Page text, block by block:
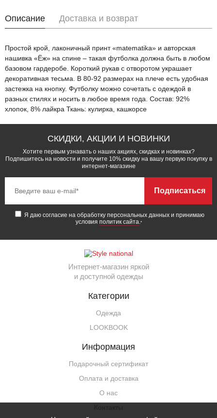
Описание Доставка и возврат
Простой крой, лаконичный принт «matematika» и авторская
нашивка «Ёж» на спине – такая футболка должна быть в любом
базовом гардеробе. Короткий рукав с отворотом украшает
декоративная тесьма. В 80-92 размерах на плече есть удобная
застежка на кнопку. Футболку можно сочетать с одеждой в
разных стилях и носить в любое время года. Состав: 92%
хлопок, 8% лайкра Ткань: кулирка, кашкорсе
СКИДКИ, АКЦИИ И НОВИНКИ
Хотите первым узнавать о наших акциях, скидках и новинках?
Подпишитесь на новости и получите 10% скидку на вашу первую покупку в
интернет-магазине
Я даю согласие на обработку персональных данных и принимаю
условия политик сайта.*
Подписаться
Интернет-магазин яркой
и доступной одежды
Категории
Одежда
LOOKBOOK
Информация
Подарочный сертификат
Оплата и доставка
О нас